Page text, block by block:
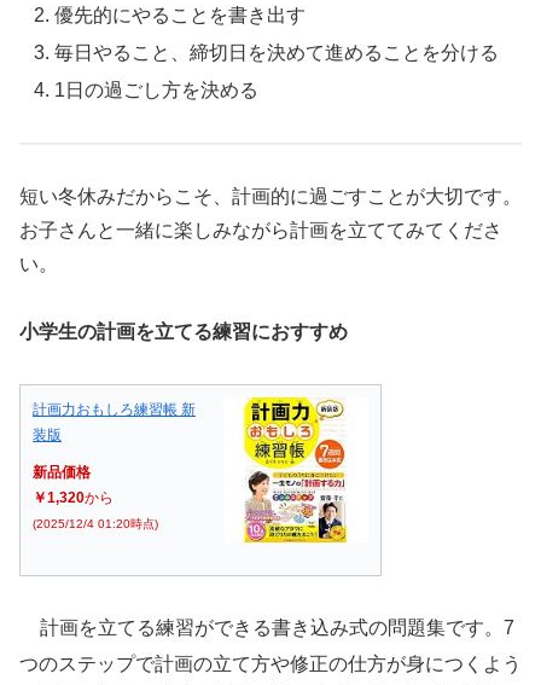
優先的にやることを書き出す
毎日やること、締切日を決めて進めることを分ける
1日の過ごし方を決める
短い冬休みだからこそ、計画的に過ごすことが大切です。
お子さんと一緒に楽しみながら計画を立ててみてくださ
い。
小学生の計画を立てる練習におすすめ
計画力おもしろ練習帳 新
装版
新品価格
￥1,320から
(2025/12/4 01:20時点)
計画を立てる練習ができる書き込み式の問題集です。7
つのステップで計画の立て方や修正の仕方が身につくよう